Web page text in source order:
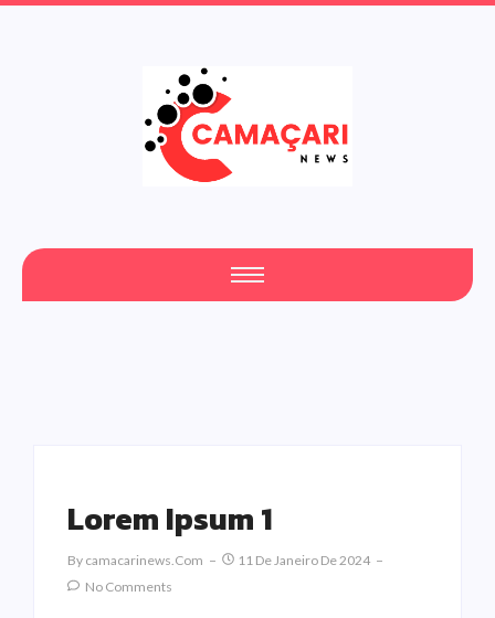
Fresh Articles Every Day
Lorem Ipsum 1
By Camacarinews.com
11 De Janeiro De 2024
No Comments